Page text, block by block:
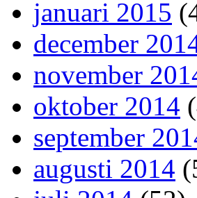
januari 2015
december
november
oktober 2014
september
augusti 2014